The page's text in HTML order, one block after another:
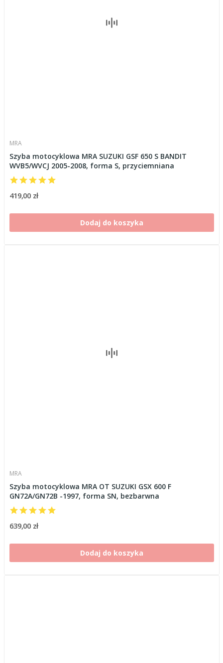
MRA
Szyba motocyklowa MRA SUZUKI GSF 650 S BANDIT
WVB5/WVCJ 2005-2008, forma S, przyciemniana
419,00 zł
Dodaj do koszyka
MRA
Szyba motocyklowa MRA OT SUZUKI GSX 600 F
GN72A/GN72B -1997, forma SN, bezbarwna
639,00 zł
Dodaj do koszyka